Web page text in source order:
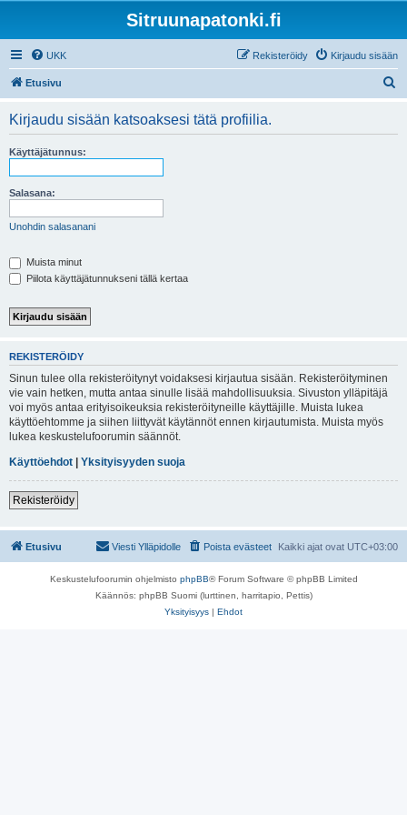
Sitruunapatonki.fi
UKK Kirjaudu sisään
Rekisteröidy
Etusivu
Kirjaudu sisään katsoaksesi tätä profiilia.
Käyttäjätunnus:
Salasana:
Unohdin salasanani
Muista minut
Piilota käyttäjätunnukseni tällä kertaa
REKISTERÖIDY
Sinun tulee olla rekisteröitynyt voidaksesi kirjautua sisään. Rekisteröityminen
vie vain hetken, mutta antaa sinulle lisää mahdollisuuksia. Sivuston ylläpitäjä
voi myös antaa erityisoikeuksia rekisteröityneille käyttäjille. Muista lukea
käyttöehtomme ja siihen liittyvät käytännöt ennen kirjautumista. Muista myös
lukea keskustelufoorumin säännöt.
Käyttöehdot | Yksityisyyden suoja
Rekisteröidy
Etusivu Kaikki ajat ovat UTC+03:00
Poista evästeet
Viesti Ylläpidolle
Keskustelufoorumin ohjelmisto phpBB® Forum Software © phpBB Limited
Käännös: phpBB Suomi (lurttinen, harritapio, Pettis)
Yksityisyys | Ehdot